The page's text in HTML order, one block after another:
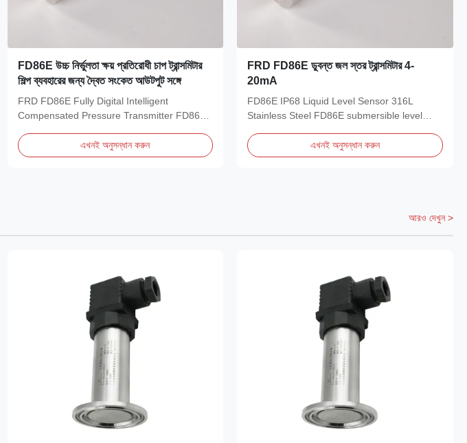
FD86E উচ্চ নির্ভুলতা ক্ষয় প্রতিরোধী চাপ ট্রান্সমিটার
শিল্প ব্যবহারের জন্য দ্বৈত সংকেত আউটপুট সঙ্গে
FRD FD86E Fully Digital Intelligent
Compensated Pressure Transmitter FD86E
এখনই অনুসন্ধান করুন
FRD FD86E ডুবন্ত জল স্তর ট্রান্সমিটার 4-
20mA
FD86E IP68 Liquid Level Sensor 316L
Stainless Steel FD86E submersible level
এখনই অনুসন্ধান করুন
আরও দেখুন >